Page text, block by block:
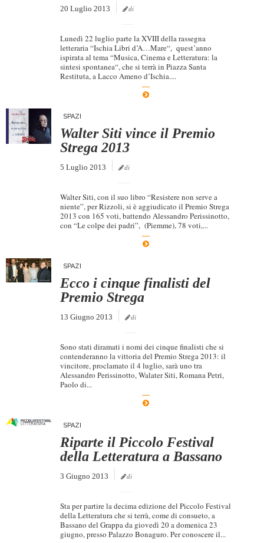
20 Luglio 2013 di
Lunedì 22 luglio parte la XVIII della rassegna
letteraria “Ischia Libri d’A…Mare“, quest’anno
ispirata al tema “Musica, Cinema e Letteratura: la
sintesi spontanea“, che si terrà in Piazza Santa
Restituta, a Lacco Ameno d’Ischia....
SPAZI
Walter Siti vince il Premio
Strega 2013
5 Luglio 2013 di
Walter Siti, con il suo libro “Resistere non serve a
niente”, per Rizzoli, si è aggiudicato il Premio Strega
2013 con 165 voti, battendo Alessandro Perissinotto,
con “Le colpe dei padri”, (Piemme), 78 voti,...
SPAZI
Ecco i cinque finalisti del
Premio Strega
13 Giugno 2013 di
Sono stati diramati i nomi dei cinque finalisti che si
contenderanno la vittoria del Premio Strega 2013: il
vincitore, proclamato il 4 luglio, sarà uno tra
Alessandro Perissinotto, Walater Siti, Romana Petri,
Paolo di...
SPAZI
Riparte il Piccolo Festival
della Letteratura a Bassano
3 Giugno 2013 di
Sta per partire la decima edizione del Piccolo Festival
della Letteratura che si terrà, come di consueto, a
Bassano del Grappa da giovedì 20 a domenica 23
giugno, presso Palazzo Bonaguro. Per conoscere il...